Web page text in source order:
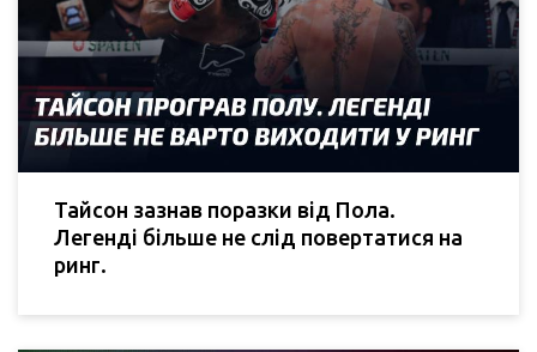
Тайсон зазнав поразки від Пола.
Легенді більше не слід повертатися на
ринг.